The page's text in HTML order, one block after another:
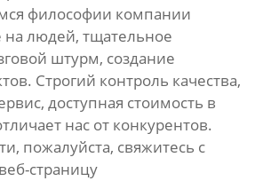
философии компании
людей, тщательное
штурм, создание
Строгий контроль качества,
доступная стоимость в
нас от конкурентов.
пожалуйста, свяжитесь с
страницу